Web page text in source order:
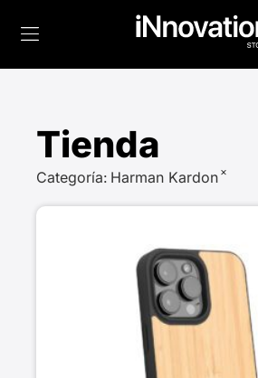
Tienda
Categoría: Harman Kardon ×